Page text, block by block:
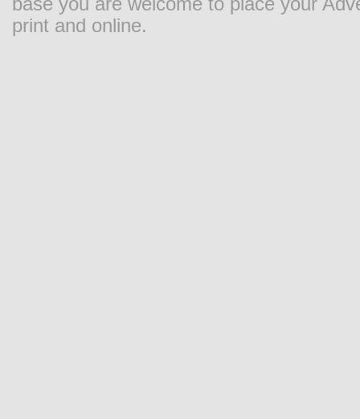
print and online.